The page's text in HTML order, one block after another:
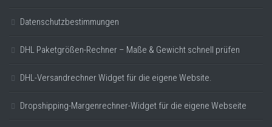
Datenschutzbestimmungen
DHL Paketgrößen-Rechner – Maße & Gewicht schnell prüfen
DHL-Versandrechner Widget für die eigene Website.
Dropshipping-Margenrechner-Widget für die eigene Webseite